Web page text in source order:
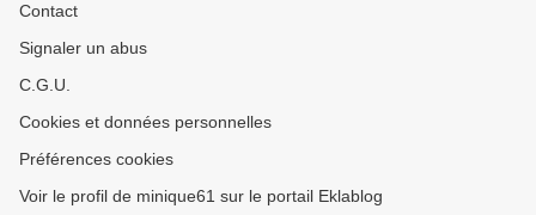
Contact
Signaler un abus
C.G.U.
Cookies et données personnelles
Préférences cookies
Voir le profil de minique61 sur le portail Eklablog